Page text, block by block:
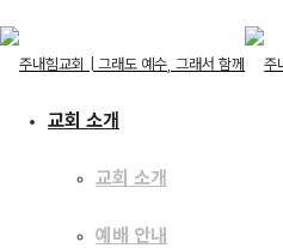
교회 소개
교회 소개
교회 소개
교회 소개
예배 안내